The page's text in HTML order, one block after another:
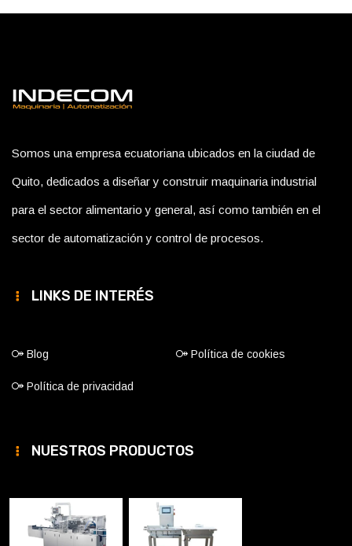
Somos una empresa ecuatoriana ubicados en la ciudad de
Quito, dedicados a diseñar y construir maquinaria industrial
para el sector alimentario y general, así como también en el
sector de automatización y control de procesos.
LINKS DE INTERÉS
Blog Política de cookies
Política de privacidad
NUESTROS PRODUCTOS